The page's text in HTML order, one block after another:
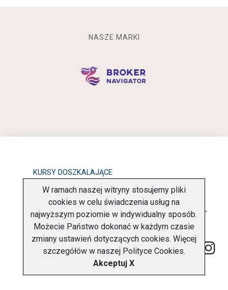
NASZE MARKI
KURSY DOSZKALAJĄCE
OBOWIĄZEK INFORMACYJNY
POLITYKA PRYWATNOŚCI O FIRMIE KONTAKT
Copyright © 2026 Charter Navigator
W ramach naszej witryny stosujemy pliki
cookies w celu świadczenia usług na
najwyższym poziomie w indywidualny sposób.
Możecie Państwo dokonać w każdym czasie
zmiany ustawień dotyczących cookies. Więcej
szczegółów w naszej Polityce Cookies.
Akceptuj X